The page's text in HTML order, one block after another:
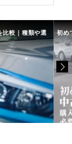
類などについて 中
て